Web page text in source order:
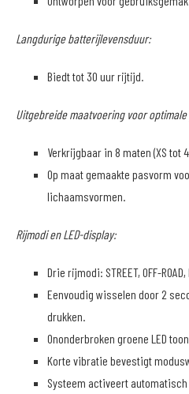
Langdurige batterijlevensduur:
Biedt tot 30 uur rijtijd.
Uitgebreide maatvoering voor
Verkrijgbaar in 8 maten (XS tot
Op maat gemaakte pasvorm
lichaamsvormen.
Rijmodi en LED-display:
Drie rijmodi: STREET, OFF-ROAD,
Eenvoudig wisselen door 2
drukken.
Ononderbroken groene LED
Korte vibratie bevestigt
Systeem activeert